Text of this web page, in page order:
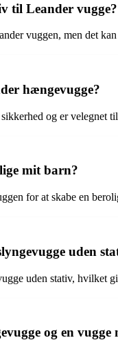
til Leander vugge?
vuggen, men det
hængevugge?
og er velegnet
mit barn?
for at skabe en
uden
uden stativ, hvilket
og en vugge